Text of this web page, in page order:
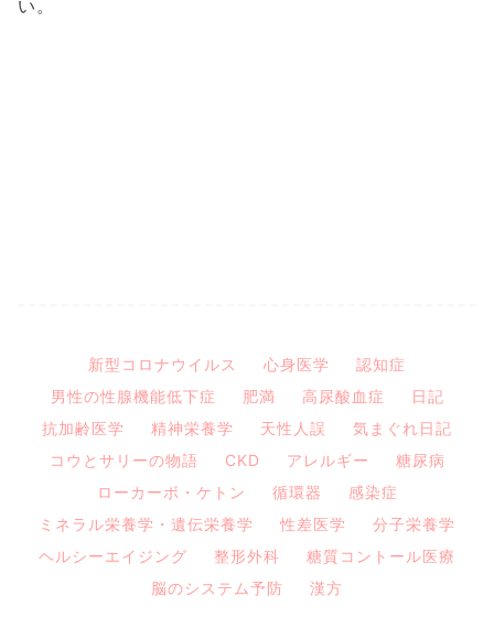
い。
新型コロナウイルス 心身医学
認知症
男性の性腺機能低下症
肥満 高尿酸血症
日記
抗加齢医学
精神栄養学 天性人誤
気まぐれ日記
コウとサリーの物語
CKD アレルギー
糖尿病
ローカーボ・ケトン
循環器
感染症
ミネラル栄養学・遺伝栄養学
性差医学
分子栄養学
ヘルシーエイジング
整形外科
糖質コントール医療
脳のシステム予防
漢方